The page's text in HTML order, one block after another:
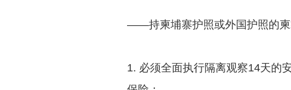
——持柬埔寨护照或外国护照的柬
1. 必须全面执行隔离观察14天的